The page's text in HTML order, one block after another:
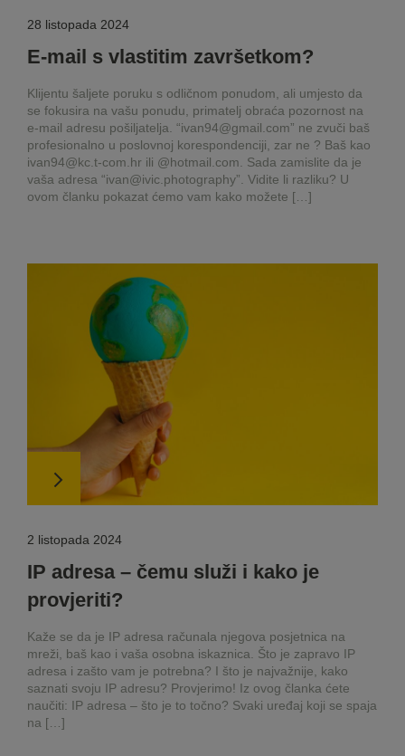
28 listopada 2024
E-mail s vlastitim završetkom?
Klijentu šaljete poruku s odličnom ponudom, ali umjesto da
se fokusira na vašu ponudu, primatelj obraća pozornost na
e-mail adresu pošiljatelja. “ivan94@gmail.com” ne zvuči baš
profesionalno u poslovnoj korespondenciji, zar ne ? Baš kao
ivan94@kc.t-com.hr ili @hotmail.com. Sada zamislite da je
vaša adresa “ivan@ivic.photography”. Vidite li razliku? U
ovom članku pokazat ćemo vam kako možete […]
2 listopada 2024
IP adresa – čemu služi i kako je
provjeriti?
Kaže se da je IP adresa računala njegova posjetnica na
mreži, baš kao i vaša osobna iskaznica. Što je zapravo IP
adresa i zašto vam je potrebna? I što je najvažnije, kako
saznati svoju IP adresu? Provjerimo! Iz ovog članka ćete
naučiti: IP adresa – što je to točno? Svaki uređaj koji se spaja
na […]